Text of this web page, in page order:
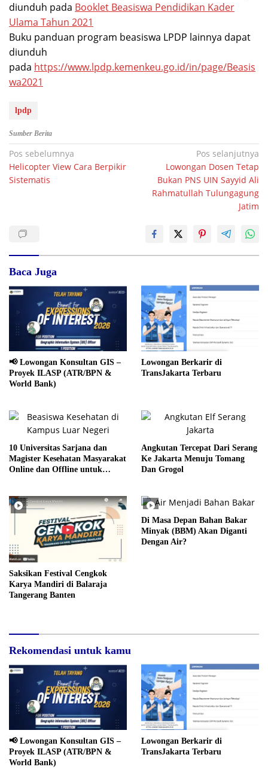
diunduh pada Booklet Beasiswa Pendidikan Kader
Ulama Tahun 2021
Buku panduan program beasiswa LPDP lainnya dapat
diunduh
pada https://www.lpdp.kemenkeu.go.id/in/page/Beasis
wa2021
lpdp
Sumber Berita
Navigasi
pos
Pos sebelumnya
Helicopter View Cara Berpikir
Sistematis
Pos selanjutnya
Lowongan Dosen Tetap
Bukan PNS UIN Sayyid Ali
Rahmatullah Tulungagung
Jatim
Baca Juga
📢 Lowongan Konsultan GIS –
Proyek ILASP (ATR/BPN &
World Bank)
Lowongan Berkarir di
TransJakarta Terbaru
10 Universitas Sarjana dan
Magister Kesehatan Masyarakat
Online dan Offline untuk
Angkutan Tercepat Dari Serang
Ke Jakarta Menuju Tomang
Dan Grogol
Saksikan Festival Cengkok
Karya Mandiri di Balaraja
Tangerang Banten
Di Masa Depan Bahan Bakar
Minyak (BBM) Akan Diganti
Dengan Air?
Rekomendasi untuk kamu
📢 Lowongan Konsultan GIS –
Proyek ILASP (ATR/BPN &
World Bank)
Lowongan Berkarir di
TransJakarta Terbaru